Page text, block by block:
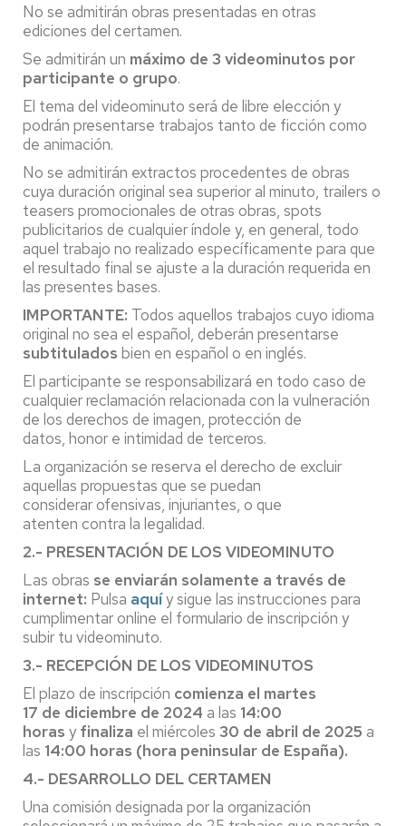
No se admitirán obras presentadas en otras
ediciones del certamen.
Se admitirán un máximo de 3 videominutos por
participante o grupo.
El tema del videominuto será de libre elección y
podrán presentarse trabajos tanto de ficción como
de animación.
No se admitirán extractos procedentes de obras
cuya duración original sea superior al minuto, trailers o
teasers promocionales de otras obras, spots
publicitarios de cualquier índole y, en general, todo
aquel trabajo no realizado específicamente para que
el resultado final se ajuste a la duración requerida en
las presentes bases.
IMPORTANTE: Todos aquellos trabajos cuyo idioma
original no sea el español, deberán presentarse
subtitulados bien en español o en inglés.
El participante se responsabilizará en todo caso de
cualquier reclamación relacionada con la vulneración
de los derechos de imagen, protección de
datos, honor e intimidad de terceros.
La organización se reserva el derecho de excluir
aquellas propuestas que se puedan
considerar ofensivas, injuriantes, o que
atenten contra la legalidad.
2.- PRESENTACIÓN DE LOS VIDEOMINUTO
Las obras se enviarán solamente a través de
internet: Pulsa aquíy sigue las instrucciones para
cumplimentar online el formulario de inscripción y
subir tu videominuto.
3.- RECEPCIÓN DE LOS VIDEOMINUTOS
El plazo de inscripción comienza el martes
17 de diciembre de 2024 a las 14:00
horas y finaliza el miércoles 30 de abril de 2025 a
las 14:00 horas (hora peninsular de España).
4.- DESARROLLO DEL CERTAMEN
Una comisión designada por la organización